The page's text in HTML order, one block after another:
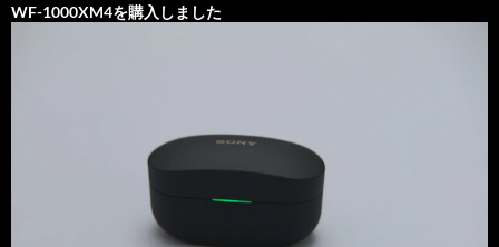
WF-1000XM4を購入しました